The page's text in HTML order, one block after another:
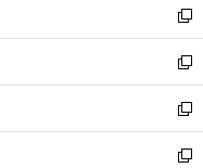
く
ド
ウ
で
開
く
ィ
ン
ド
ウ
で
開
く
い
ウ
ィ
ン
ド
ウ
で
新
し
い
ウ
ィ
ン
ド
新
し
い
ウ
ィ
新
し
い
新